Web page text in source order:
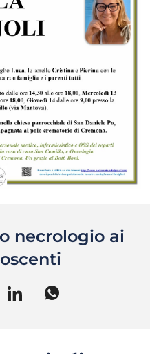
necrologio ai